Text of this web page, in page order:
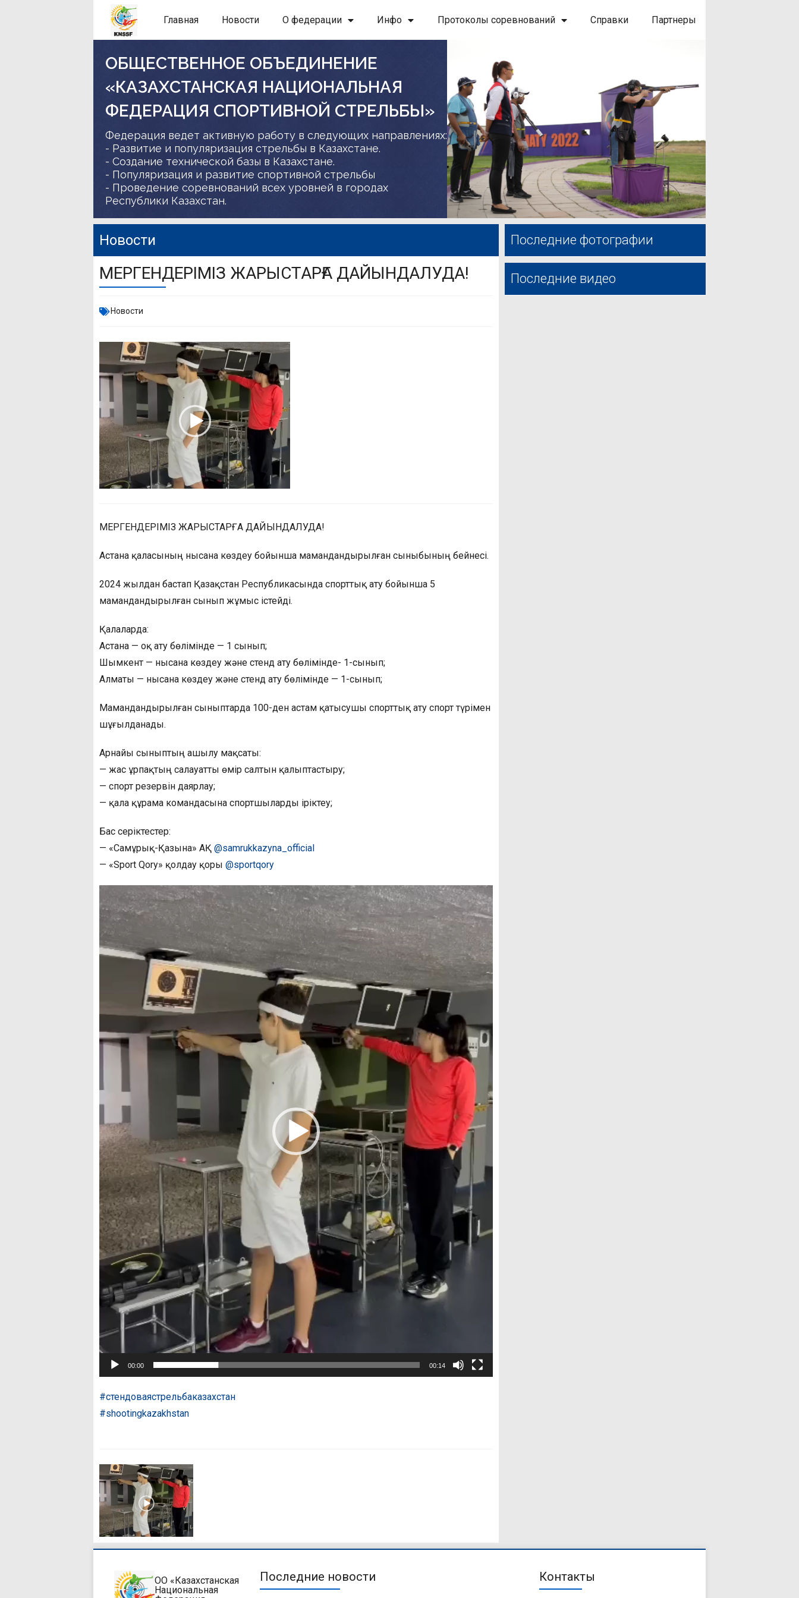
Главная Новости О федерации Инфо Протоколы соревнований Справки Партнеры
ОБЩЕСТВЕННОЕ ОБЪЕДИНЕНИЕ
«КАЗАХСТАНСКАЯ НАЦИОНАЛЬНАЯ
ФЕДЕРАЦИЯ СПОРТИВНОЙ СТРЕЛЬБЫ»
Федерация ведет активную работу в следующих направлениях:
- Развитие и популяризация стрельбы в Казахстане.
- Создание технической базы в Казахстане.
- Популяризация и развитие спортивной стрельбы
- Проведение соревнований всех уровней в городах
Республики Казахстан.
Новости
МЕРГЕНДЕРІМІЗ ЖАРЫСТАРҒА ДАЙЫНДАЛУДА!
Новости
МЕРГЕНДЕРІМІЗ ЖАРЫСТАРҒА ДАЙЫНДАЛУДА!
Астана қаласының нысана көздеу бойынша мамандандырылған сыныбының бейнесі.
2024 жылдан бастап Қазақстан Республикасында спорттық ату бойынша 5
мамандандырылған сынып жұмыс істейді.
Қалаларда:
Астана — оқ ату бөлімінде — 1 сынып;
Шымкент — нысана көздеу және стенд ату бөлімінде- 1-сынып;
Алматы — нысана көздеу және стенд ату бөлімінде — 1-сынып;
Мамандандырылған сыныптарда 100-ден астам қатысушы спорттық ату спорт түрімен
шұғылданады.
Арнайы сыныптың ашылу мақсаты:
— жас ұрпақтың салауатты өмір салтын қалыптастыру;
— спорт резервін даярлау;
— қала құрама командасына спортшыларды іріктеу;
Бас серіктестер:
— «Самұрық-Қазына» АҚ @samrukkazyna_official
— «Sport Qory» қолдау қоры @sportqory
Видеоплеер
00:00 00:14
#стендоваястрельбаказахстан
#shootingkazakhstan
Последние фотографии
Последние видео
ОО «Казахстанская
Национальная
Последние новости Контакты